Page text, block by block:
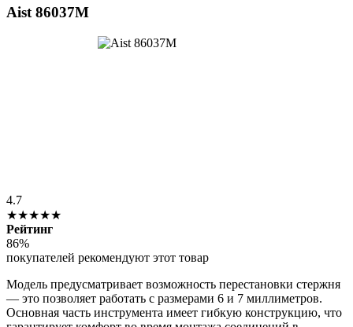
Aist 86037M
4.7
★★★★★
Рейтинг
86%
покупателей рекомендуют этот товар
Модель предусматривает возможность перестановки стержня
— это позволяет работать с размерами 6 и 7 миллиметров.
Основная часть инструмента имеет гибкую конструкцию, что